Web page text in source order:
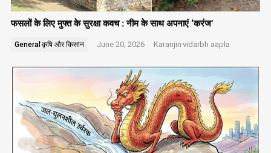
फसलों के लिए मुफ्त के सुरक्षा कवच : नीम के साथ अपनाएं ‘करंज’
General कृषि और किसान June 20, 2026 Karanjin vidarbh aapla